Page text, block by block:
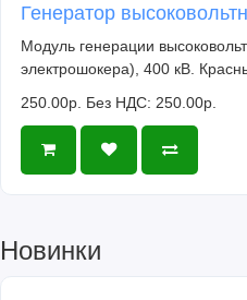
Генератор
Модуль генерации
электрошокера), 400 кВ.
250.00р. Без НДС: 250.00р.
Новинки